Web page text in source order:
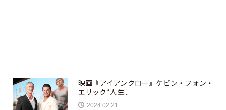
映画『アイアンクロー』ケビン・フォン・
エリック“人生...
2024.02.21